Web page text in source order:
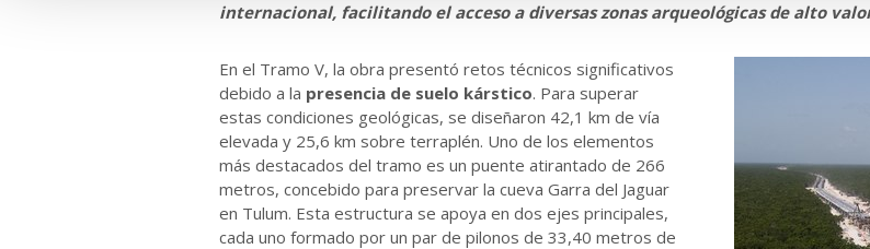
internacional, facilitando el acceso a diversas zonas arqueológicas de alto
En el Tramo V, la obra presentó retos técnicos significativos
debido a la presencia de suelo kárstico. Para superar
estas condiciones geológicas, se diseñaron 42,1 km de vía
elevada y 25,6 km sobre terraplén. Uno de los elementos
más destacados del tramo es un puente atirantado de 266
metros, concebido para preservar la cueva Garra del Jaguar
en Tulum. Esta estructura se apoya en dos ejes principales,
cada uno formado por un par de pilonos de 33,40 metros de